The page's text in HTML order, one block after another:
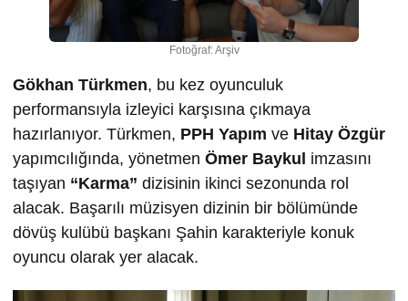
Fotoğraf: Arşiv
Gökhan Türkmen, bu kez oyunculuk
performansıyla izleyici karşısına çıkmaya
hazırlanıyor. Türkmen, PPH Yapım ve Hitay Özgür
yapımcılığında, yönetmen Ömer Baykul imzasını
taşıyan “Karma” dizisinin ikinci sezonunda rol
alacak. Başarılı müzisyen dizinin bir bölümünde
dövüş kulübü başkanı Şahin karakteriyle konuk
oyuncu olarak yer alacak.